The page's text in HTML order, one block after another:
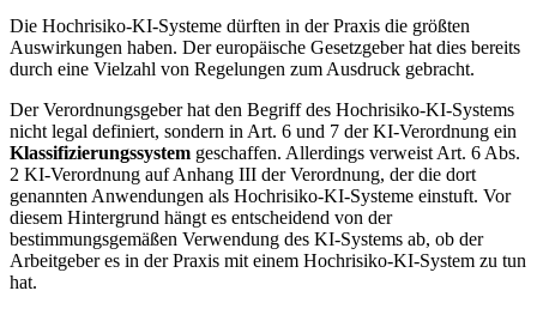
Die Hochrisiko-KI-Systeme dürften in der Praxis die größten
Auswirkungen haben. Der europäische Gesetzgeber hat dies bereits
durch eine Vielzahl von Regelungen zum Ausdruck gebracht.
Der Verordnungsgeber hat den Begriff des Hochrisiko-KI-Systems
nicht legal definiert, sondern in Art. 6 und 7 der KI-Verordnung ein
Klassifizierungssystem geschaffen. Allerdings verweist Art. 6 Abs.
2 KI-Verordnung auf Anhang III der Verordnung, der die dort
genannten Anwendungen als Hochrisiko-KI-Systeme einstuft. Vor
diesem Hintergrund hängt es entscheidend von der
bestimmungsgemäßen Verwendung des KI-Systems ab, ob der
Arbeitgeber es in der Praxis mit einem Hochrisiko-KI-System zu tun
hat.